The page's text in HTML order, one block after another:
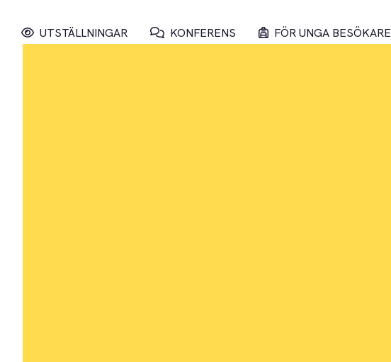
UTSTÄLLNINGAR KONFERENS FÖR UNGA BESÖKARE